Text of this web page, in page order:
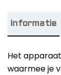
Informatie
Het
waarmee je